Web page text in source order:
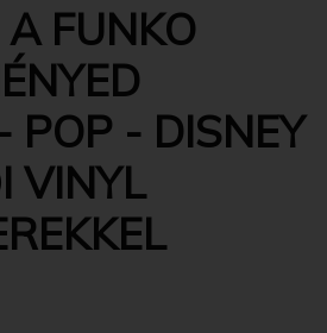
FUNKO
POP - DISNEY
VINYL